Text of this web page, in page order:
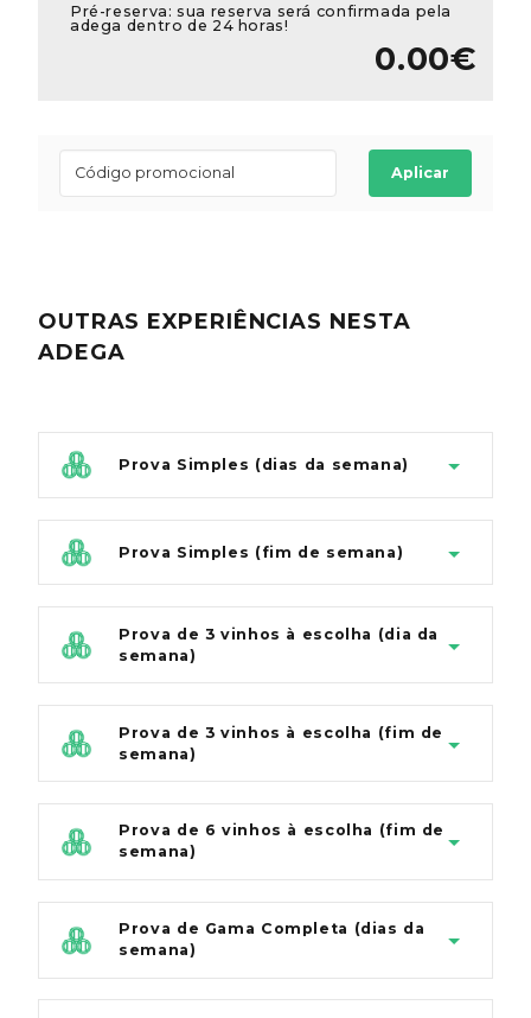
Pré-reserva: sua reserva será confirmada pela
adega dentro de 24 horas!
0.00€
Aplicar
OUTRAS EXPERIÊNCIAS NESTA
ADEGA
Prova Simples (dias da semana)
Prova Simples (fim de semana)
Prova de 3 vinhos à escolha (dia da
semana)
Prova de 3 vinhos à escolha (fim de
semana)
Prova de 6 vinhos à escolha (fim de
semana)
Prova de Gama Completa (dias da
semana)